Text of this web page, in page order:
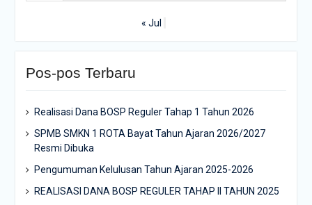
« Jul
Pos-pos Terbaru
Realisasi Dana BOSP Reguler Tahap 1 Tahun 2026
SPMB SMKN 1 ROTA Bayat Tahun Ajaran 2026/2027
Resmi Dibuka
Pengumuman Kelulusan Tahun Ajaran 2025-2026
REALISASI DANA BOSP REGULER TAHAP II TAHUN 2025